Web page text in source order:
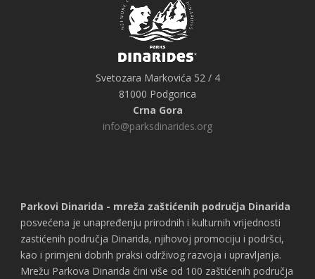
Svetozara Markovića 52 / 4
81000 Podgorica
Crna Gora
info@parksdinarides.org
Parkovi Dinarida - mreža zaštićenih područja Dinarida
posvećena je unapređenju prirodnih i kulturnih vrijednosti
zastićenih područja Dinarida, njihovoj promociju i podršci,
kao i primjeni dobrih praksi održivog razvoja i upravljanja.
Mrežu Parkova Dinarida čini više od 100 zaštićenih područja